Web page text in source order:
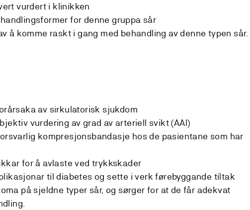
vurdert i klinikken
for denne gruppa sår
å komme raskt i gang med behandling av denne typen sår.
av sirkulatorisk sjukdom
vurdering av grad av arteriell svikt (AAI)
kompresjonsbandasje hos de pasientane som har
for å avlaste ved trykkskader
til diabetes og sette i verk førebyggande tiltak
på sjeldne typer sår, og sørger for at de får adekvat